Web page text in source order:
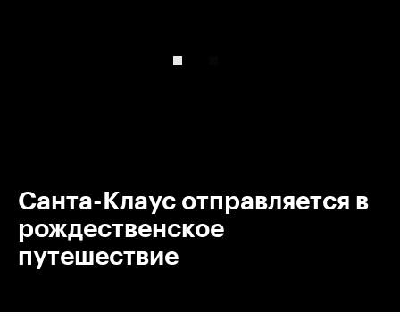
Санта-Клаус отправляется в
рождественское
путешествие